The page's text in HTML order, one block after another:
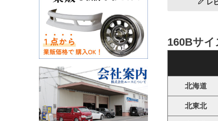
レ
160Bサ
北海道
北東北